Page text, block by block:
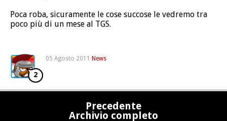
Poca roba, sicuramente le cose succose le vedremo tra
poco più di un mese al TGS.
05 Agosto 2011 News
2
Precedente
Archivio completo